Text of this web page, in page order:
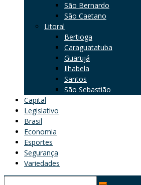
São Bernardo
São Caetano
Litoral
Bertioga
Caraguatatuba
Guarujá
Ilhabela
Santos
São Sebastião
Capital
Legislativo
Brasil
Economia
Esportes
Segurança
Variedades